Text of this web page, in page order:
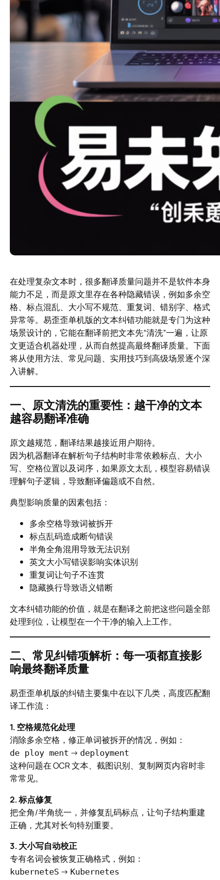
在处理复杂文本时，很多翻译质量问题并不是软件本身
能力不足，而是原文里存在各种隐藏错误，例如多余空
格、标点混乱、大小写不规范、重复词、错别字、格式
异常等。易歪歪单机版的文本纠错功能就是专门为这种
场景设计的，它能在翻译前把文本先“清洗”一遍，让原
文更适合机器处理，从而自然提高最终翻译质量。下面
将从使用方法、常见问题、实用技巧到高级场景逐个深
入讲解。
一、原文清洗的重要性：越干净的文本
越容易翻译准确
原文越规范，翻译结果越接近用户期待。
因为机器翻译在解析句子结构时非常依赖标点、大小
写、空格位置以及词序，如果原文太乱，模型容易错误
理解句子逻辑，导致翻译偏题或不自然。
典型影响质量的因素包括：
多余空格导致词被拆开
标点乱码造成断句错误
半角全角混用导致无法识别
英文大小写错误影响实体识别
重复词让句子不连贯
隐藏换行导致语义错断
文本纠错功能的价值，就是在翻译之前把这些问题全部
处理到位，让模型在一个干净的输入上工作。
二、常见纠错项解析：每一项都直接影
响最终翻译质量
易歪歪单机版的纠错主要集中在以下几类，高度匹配翻
译工作流：
1. 空格规范化处理
消除多余空格，修正单词被拆开的情况，例如：
de ploy ment → deployment
这种问题在 OCR 文本、截图识别、复制网页内容时非
常常见。
2. 标点修复
把全角/半角统一，并修复乱码标点，让句子结构重建
正确，尤其对长句特别重要。
3. 大小写自动校正
专有名词会被恢复正确格式，例如：
kuberneteS → Kubernetes